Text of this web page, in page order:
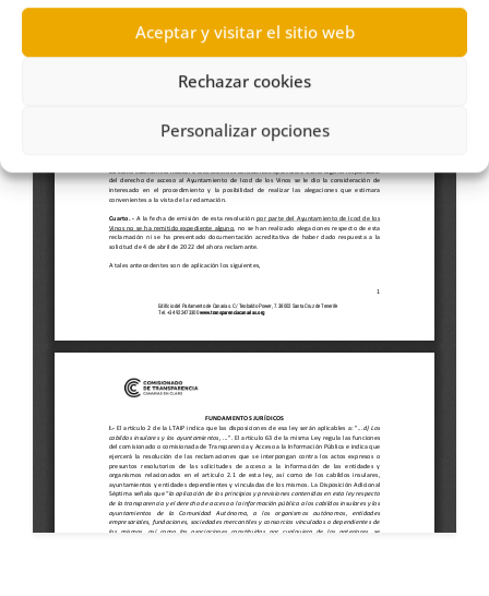
Aceptar y visitar el sitio web
Rechazar cookies
Personalizar opciones